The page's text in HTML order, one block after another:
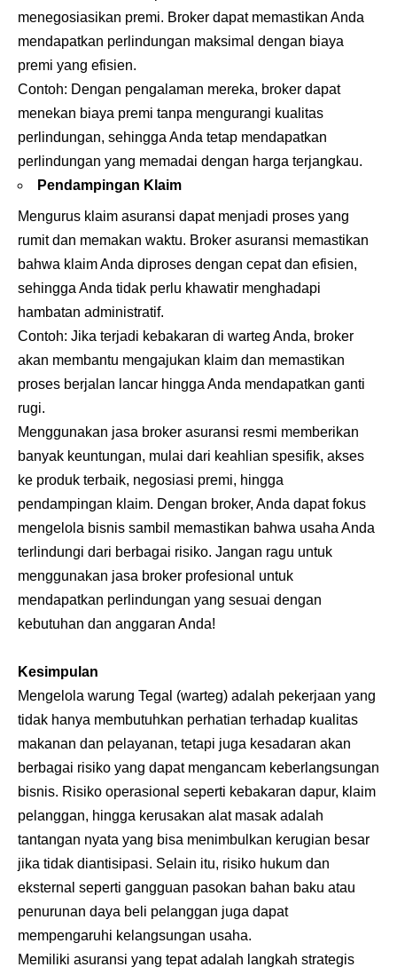
menegosiasikan premi. Broker dapat memastikan Anda
mendapatkan perlindungan maksimal dengan biaya
premi yang efisien.
Contoh: Dengan pengalaman mereka, broker dapat
menekan biaya premi tanpa mengurangi kualitas
perlindungan, sehingga Anda tetap mendapatkan
perlindungan yang memadai dengan harga terjangkau.
Pendampingan Klaim
Mengurus klaim asuransi dapat menjadi proses yang
rumit dan memakan waktu. Broker asuransi memastikan
bahwa klaim Anda diproses dengan cepat dan efisien,
sehingga Anda tidak perlu khawatir menghadapi
hambatan administratif.
Contoh: Jika terjadi kebakaran di warteg Anda, broker
akan membantu mengajukan klaim dan memastikan
proses berjalan lancar hingga Anda mendapatkan ganti
rugi.
Menggunakan jasa broker asuransi resmi memberikan
banyak keuntungan, mulai dari keahlian spesifik, akses
ke produk terbaik, negosiasi premi, hingga
pendampingan klaim. Dengan broker, Anda dapat fokus
mengelola bisnis sambil memastikan bahwa usaha Anda
terlindungi dari berbagai risiko. Jangan ragu untuk
menggunakan jasa broker profesional untuk
mendapatkan perlindungan yang sesuai dengan
kebutuhan dan anggaran Anda!
Kesimpulan
Mengelola warung Tegal (warteg) adalah pekerjaan yang
tidak hanya membutuhkan perhatian terhadap kualitas
makanan dan pelayanan, tetapi juga kesadaran akan
berbagai risiko yang dapat mengancam keberlangsungan
bisnis. Risiko operasional seperti kebakaran dapur, klaim
pelanggan, hingga kerusakan alat masak adalah
tantangan nyata yang bisa menimbulkan kerugian besar
jika tidak diantisipasi. Selain itu, risiko hukum dan
eksternal seperti gangguan pasokan bahan baku atau
penurunan daya beli pelanggan juga dapat
mempengaruhi kelangsungan usaha.
Memiliki asuransi yang tepat adalah langkah strategis